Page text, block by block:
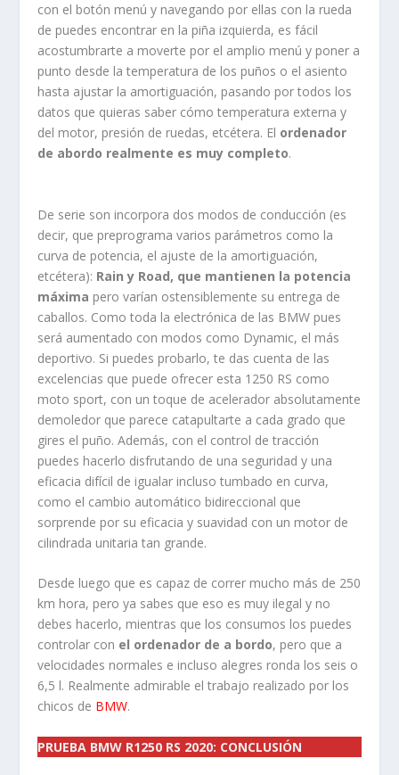
con el botón menú y navegando por ellas con la rueda
de puedes encontrar en la piña izquierda, es fácil
acostumbrarte a moverte por el amplio menú y poner a
punto desde la temperatura de los puños o el asiento
hasta ajustar la amortiguación, pasando por todos los
datos que quieras saber cómo temperatura externa y
del motor, presión de ruedas, etcétera. El ordenador
de abordo realmente es muy completo.
De serie son incorpora dos modos de conducción (es
decir, que preprograma varios parámetros como la
curva de potencia, el ajuste de la amortiguación,
etcétera): Rain y Road, que mantienen la potencia
máxima pero varían ostensiblemente su entrega de
caballos. Como toda la electrónica de las BMW pues
será aumentado con modos como Dynamic, el más
deportivo. Si puedes probarlo, te das cuenta de las
excelencias que puede ofrecer esta 1250 RS como
moto sport, con un toque de acelerador absolutamente
demoledor que parece catapultarte a cada grado que
gires el puño. Además, con el control de tracción
puedes hacerlo disfrutando de una seguridad y una
eficacia difícil de igualar incluso tumbado en curva,
como el cambio automático bidireccional que
sorprende por su eficacia y suavidad con un motor de
cilindrada unitaria tan grande.
Desde luego que es capaz de correr mucho más de 250
km hora, pero ya sabes que eso es muy ilegal y no
debes hacerlo, mientras que los consumos los puedes
controlar con el ordenador de a bordo, pero que a
velocidades normales e incluso alegres ronda los seis o
6,5 l. Realmente admirable el trabajo realizado por los
chicos de BMW.
PRUEBA BMW R1250 RS 2020: CONCLUSIÓN